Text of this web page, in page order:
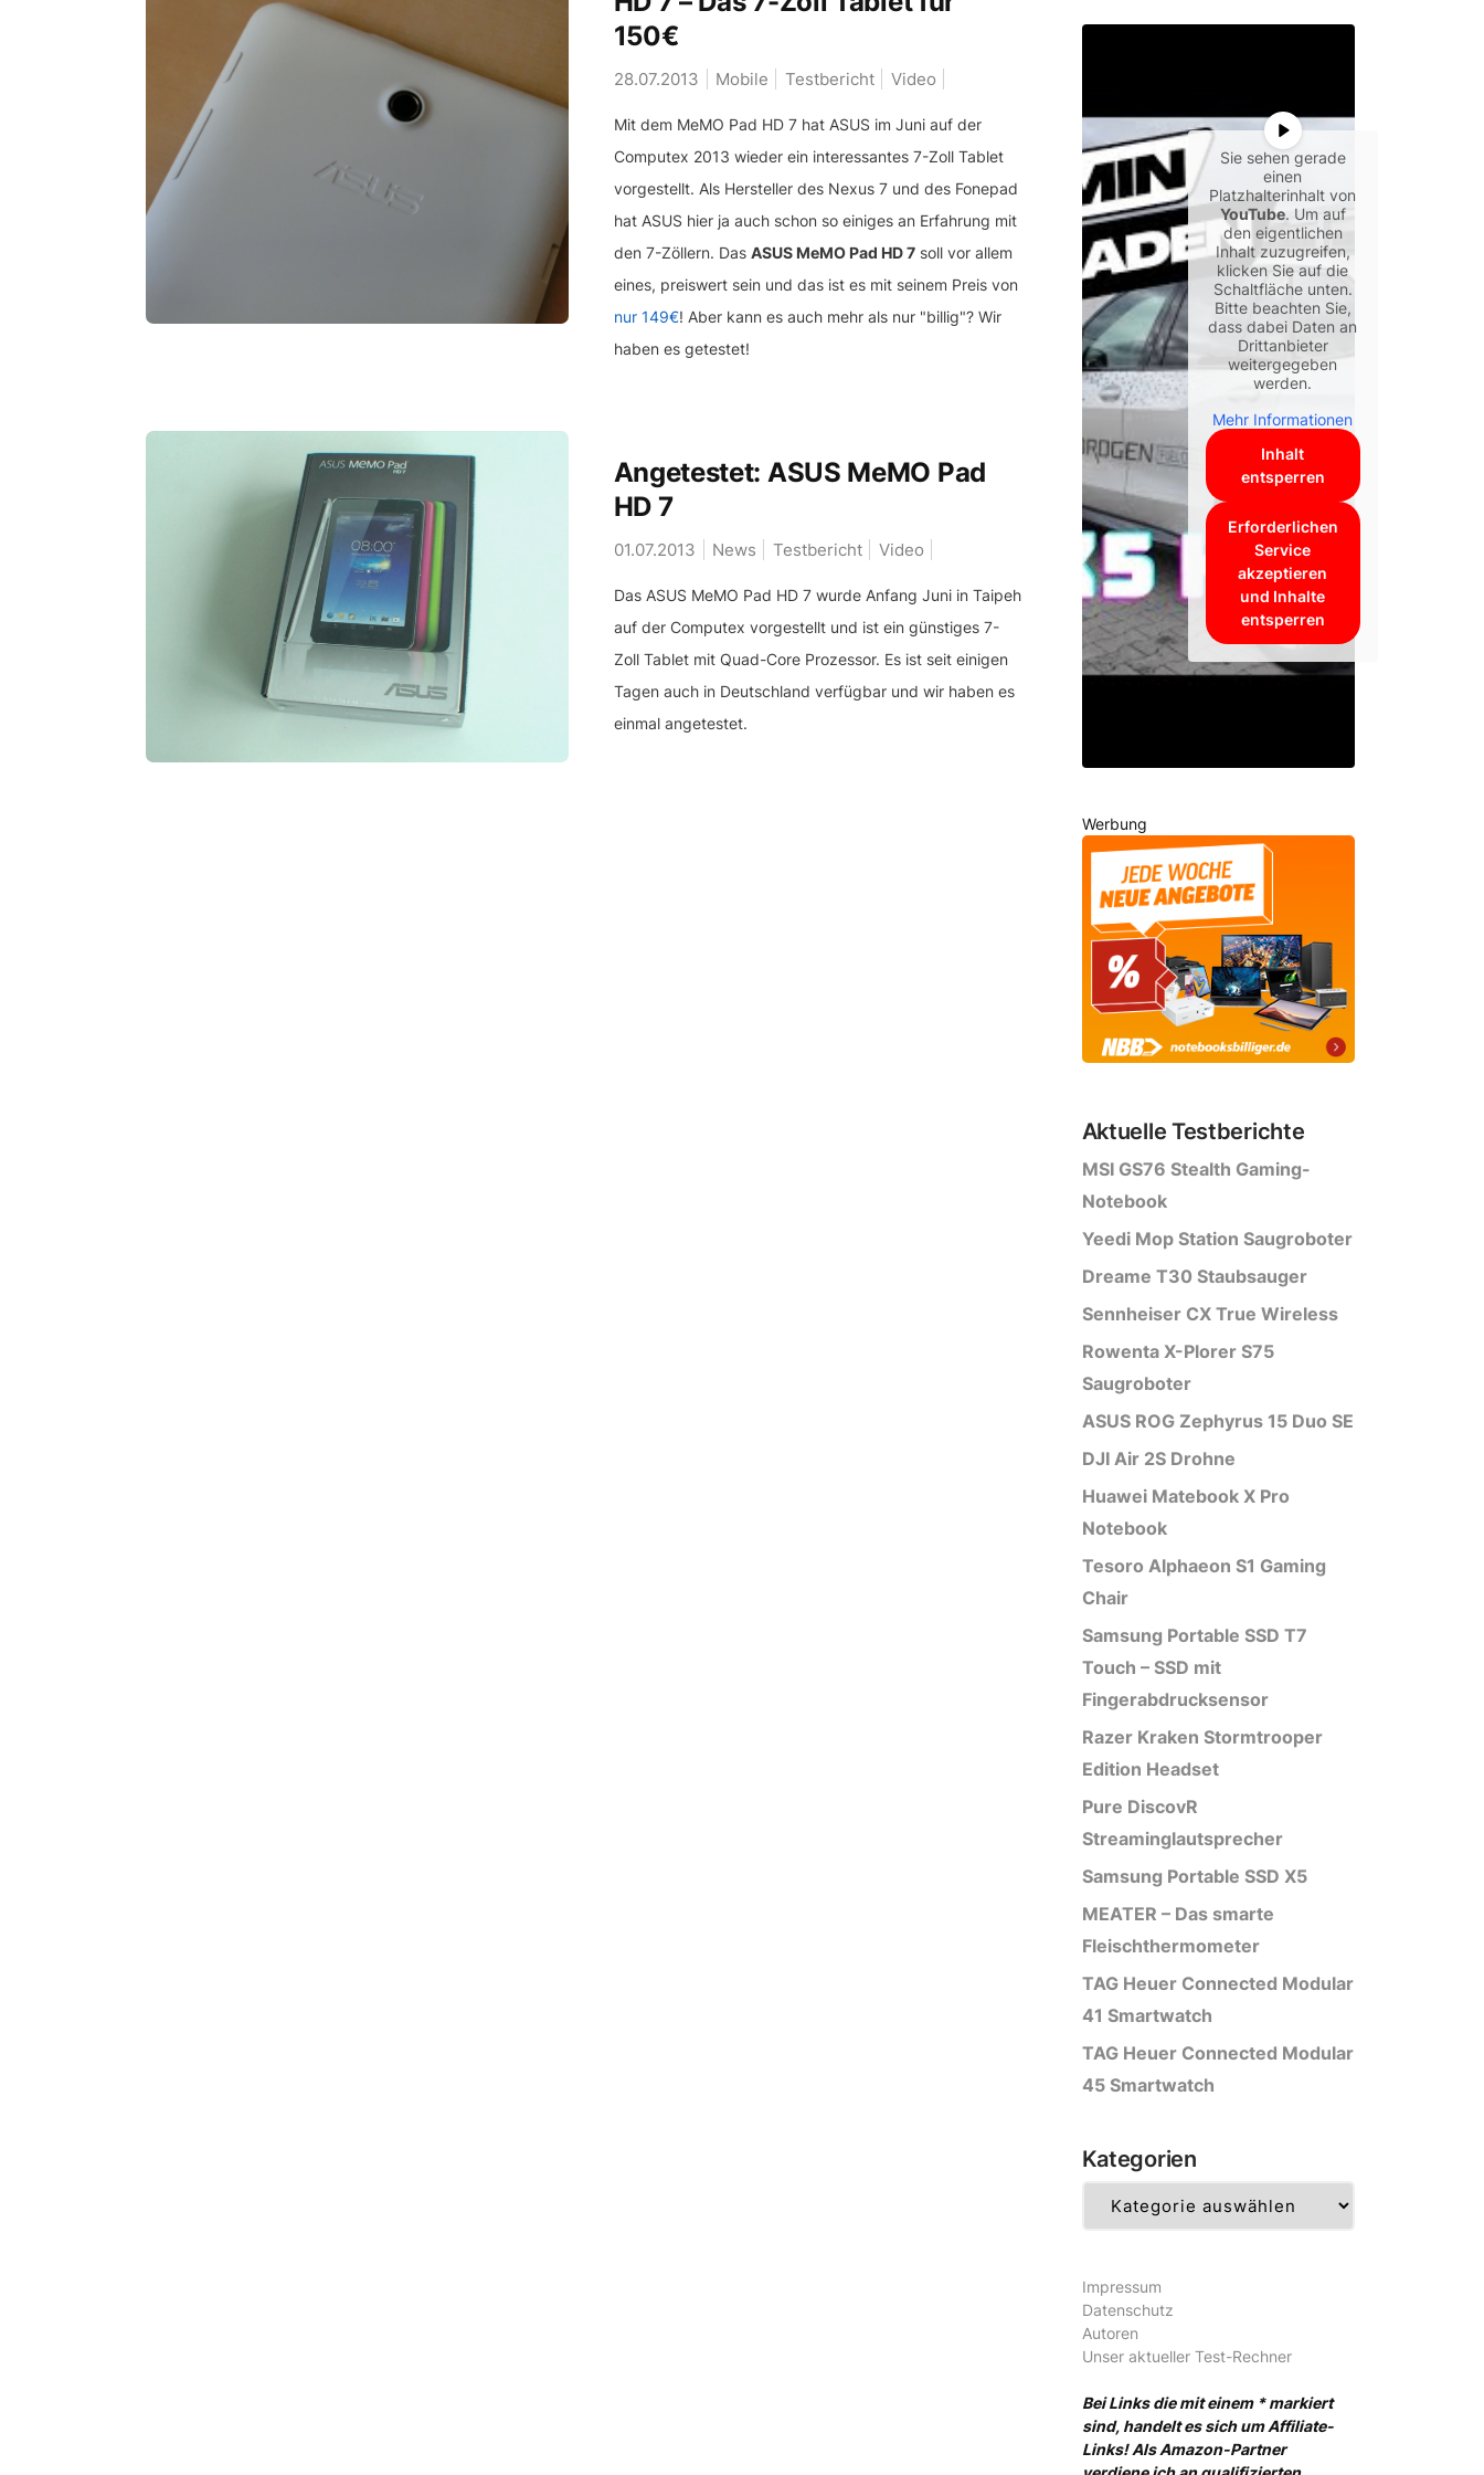
150€
28.07.2013 Mobile Testbericht Video
Mit dem MeMO Pad HD 7 hat ASUS im Juni auf der
Computex 2013 wieder ein interessantes 7-Zoll Tablet
vorgestellt. Als Hersteller des Nexus 7 und des Fonepad
hat ASUS hier ja auch schon so einiges an Erfahrung mit
den 7-Zöllern. Das ASUS MeMO Pad HD 7soll vor allem
eines, preiswert sein und das ist es mit seinem Preis von
nur 149€! Aber kann es auch mehr als nur "billig"? Wir
haben es getestet!
Angetestet: ASUS MeMO Pad
HD 7
01.07.2013 News Testbericht Video
Das ASUS MeMO Pad HD 7 wurde Anfang Juni in Taipeh
auf der Computex vorgestellt und ist ein günstiges 7-
Zoll Tablet mit Quad-Core Prozessor. Es ist seit einigen
Tagen auch in Deutschland verfügbar und wir haben es
einmal angetestet.
Sie sehen gerade
einen
Platzhalterinhalt von
YouTube. Um auf
den eigentlichen
Inhalt zuzugreifen,
klicken Sie auf die
Schaltfläche unten.
Bitte beachten Sie,
dass dabei Daten an
Drittanbieter
weitergegeben
werden.
Mehr Informationen
Inhalt
entsperren
Erforderlichen
Service
akzeptieren
und Inhalte
entsperren
Werbung
Aktuelle Testberichte
MSI GS76 Stealth Gaming-
Notebook
Yeedi Mop Station Saugroboter
Dreame T30 Staubsauger
Sennheiser CX True Wireless
Rowenta X-Plorer S75
Saugroboter
ASUS ROG Zephyrus 15 Duo SE
DJI Air 2S Drohne
Huawei Matebook X Pro
Notebook
Tesoro Alphaeon S1 Gaming
Chair
Samsung Portable SSD T7
Touch – SSD mit
Fingerabdrucksensor
Razer Kraken Stormtrooper
Edition Headset
Pure DiscovR
Streaminglautsprecher
Samsung Portable SSD X5
MEATER – Das smarte
Fleischthermometer
TAG Heuer Connected Modular
41 Smartwatch
TAG Heuer Connected Modular
45 Smartwatch
Kategorien
Impressum
Datenschutz
Autoren
Unser aktueller Test-Rechner
Bei Links die mit einem * markiert
sind, handelt es sich um Affiliate-
Links! Als Amazon-Partner